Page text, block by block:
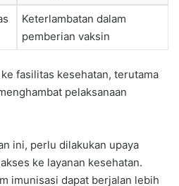
Keterlambatan dalam
pemberian vaksin
fasilitas kesehatan, terutama
pelaksanaan
ini, perlu dilakukan upaya
ke layanan kesehatan.
imunisasi dapat berjalan lebih